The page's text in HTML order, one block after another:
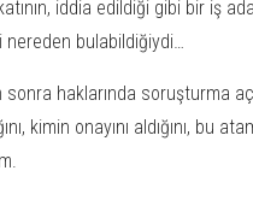
iddia edildiği gibi bir iş
bulabildiğiydi…
haklarında soruşturma
kimin onayını aldığını, bu